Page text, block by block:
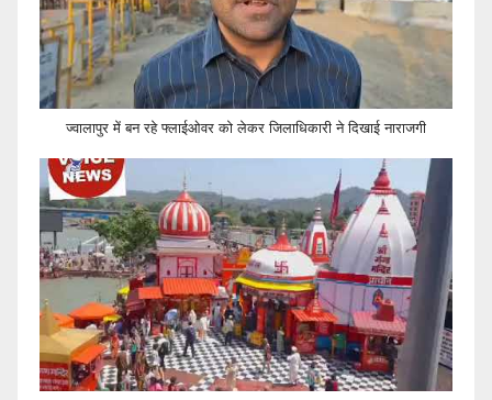
ज्वालापुर में बन रहे फ्लाईओवर को लेकर जिलाधिकारी ने दिखाई नाराजगी